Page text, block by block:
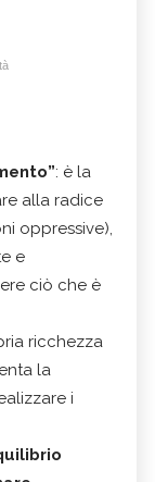
: è la
alla radice
oppressive),
e
ciò che è
ricchezza
la
i